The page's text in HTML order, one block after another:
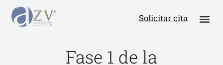
Solicitar cita
Fase 1 de la